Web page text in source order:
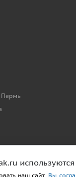
Пермь
наш сайт, Вы